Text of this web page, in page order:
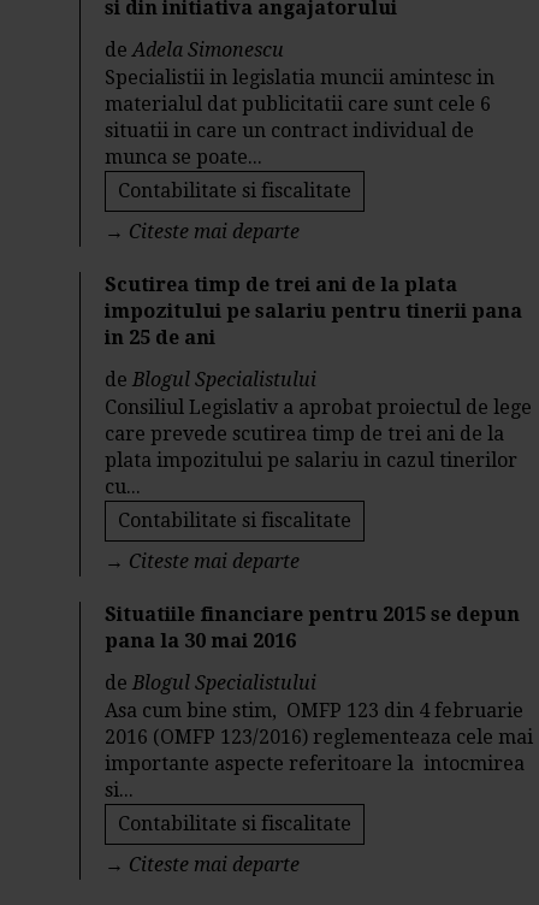
si din initiativa angajatorului
deAdela Simonescu
Specialistii in legislatia muncii amintesc in
materialul dat publicitatii care sunt cele 6
situatii in care un contract individual de
munca se poate...
Contabilitate si fiscalitate
→ Citeste mai departe
Scutirea timp de trei ani de la plata
impozitului pe salariu pentru tinerii pana
in 25 de ani
deBlogul Specialistului
Consiliul Legislativ a aprobat proiectul de lege
care prevede scutirea timp de trei ani de la
plata impozitului pe salariu in cazul tinerilor
cu...
Contabilitate si fiscalitate
→ Citeste mai departe
Situatiile financiare pentru 2015 se depun
pana la 30 mai 2016
deBlogul Specialistului
Asa cum bine stim, OMFP 123 din 4 februarie
2016 (OMFP 123/2016) reglementeaza cele mai
importante aspecte referitoare la intocmirea
si...
Contabilitate si fiscalitate
→ Citeste mai departe